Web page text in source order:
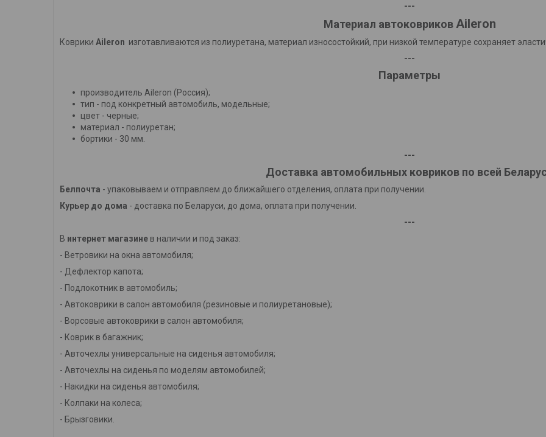
---
Материал автоковриков Aileron
Коврики Aileron изготавливаются из полиуретана, материал износостойкий, при низкой температуре сохраняет
---
Параметры
производитель Aileron (Россия);
тип - под конкретный автомобиль, модельные;
цвет - черные;
материал - полиуретан;
бортики - 30 мм.
---
Доставка автомобильных ковриков по всей
Белпочта - упаковываем и отправляем до ближайшего отделения, оплата при получении.
Курьер до дома - доставка по Беларуси, до дома, оплата при получении.
---
В интернет магазине в наличии и под заказ:
- Ветровики на окна автомобиля;
- Дефлектор капота;
- Подлокотник в автомобиль;
- Автоковрики в салон автомобиля (резиновые и полиуретановые);
- Ворсовые автоковрики в салон автомобиля;
- Коврик в багажник;
- Авточехлы универсальные на сиденья автомобиля;
- Авточехлы на сиденья по моделям автомобилей;
- Накидки на сиденья автомобиля;
- Колпаки на колеса;
- Брызговики.